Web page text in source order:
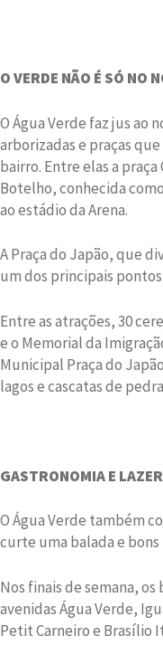
O VERDE NÃO É SÓ NO
O Água Verde faz jus ao
arborizadas e praças
bairro. Entre elas a
Botelho, conhecida
ao estádio da Arena.
A Praça do Japão, que
um dos principais
Entre as atrações, 30
e o Memorial da
Municipal Praça do
lagos e cascatas de
GASTRONOMIA E LAZER
O Água Verde também
curte uma balada e
Nos finais de semana,
avenidas Água Verde,
Petit Carneiro e Brasílio